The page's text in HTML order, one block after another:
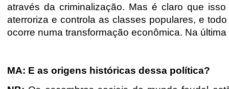
através da criminalização. Mas é claro que
aterroriza e controla as classes populares, e
ocorre numa transformação econômica. Na
MA: E as origens históricas dessa política?